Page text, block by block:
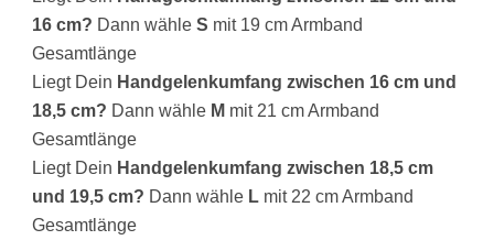
16 cm? Dann wähle S mit 19 cm Armband
Gesamtlänge
Liegt Dein Handgelenkumfang zwischen 16 cm und
18,5 cm? Dann wähle M mit 21 cm Armband
Gesamtlänge
Liegt Dein Handgelenkumfang zwischen 18,5 cm
und 19,5 cm? Dann wähle L mit 22 cm Armband
Gesamtlänge